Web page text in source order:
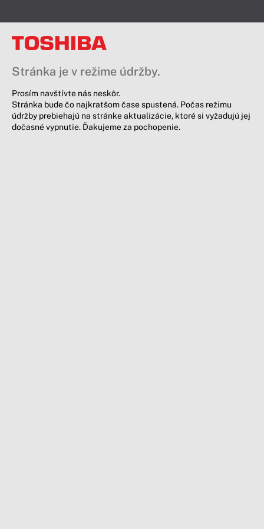
Stránka je v režime údržby.
Prosím navštívte nás neskôr.
Stránka bude čo najkratšom čase spustená. Počas režimu
údržby prebiehajú na stránke aktualizácie, ktoré si vyžadujú jej
dočasné vypnutie. Ďakujeme za pochopenie.